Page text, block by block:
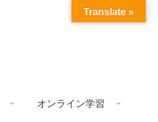
オンライン学習
Translate »